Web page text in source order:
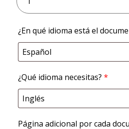
¿En qué idioma está el
¿Qué idioma necesitas? *
Página adicional por cada